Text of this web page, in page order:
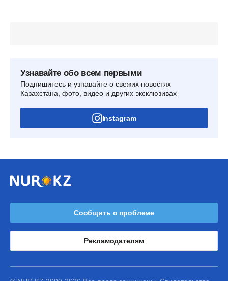
Узнавайте обо всем первыми
Подпишитесь и узнавайте о свежих новостях
Казахстана, фото, видео и других эксклюзивах
Instagram
Сообщить о проблеме
Рекламодателям